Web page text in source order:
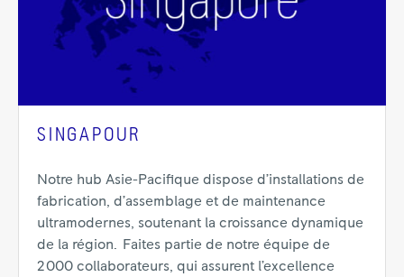
SINGAPOUR
Notre hub Asie-Pacifique dispose d’installations de
fabrication, d’assemblage et de maintenance
ultramodernes, soutenant la croissance dynamique
de la région. Faites partie de notre équipe de
2 000 collaborateurs, qui assurent l’excellence